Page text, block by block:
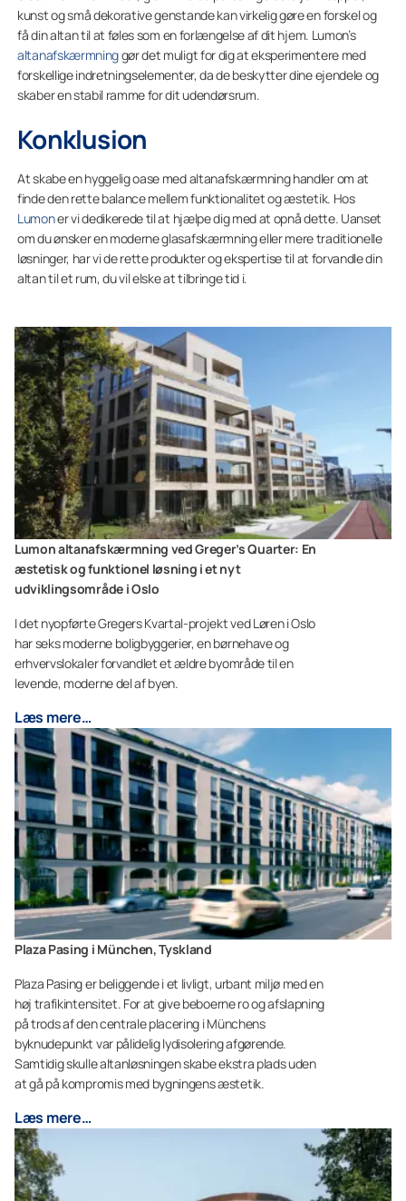
kunst og små dekorative genstande kan virkelig gøre en forskel og
få din altan til at føles som en forlængelse af dit hjem. Lumon’s
altanafskærmninggør det muligt for dig at eksperimentere med
forskellige indretningselementer, da de beskytter dine ejendele og
skaber en stabil ramme for dit udendørsrum.
Konklusion
At skabe en hyggelig oase med altanafskærmning handler om at
finde den rette balance mellem funktionalitet og æstetik. Hos
Lumoner vi dedikerede til at hjælpe dig med at opnå dette. Uanset
om du ønsker en moderne glasafskærmning eller mere traditionelle
løsninger, har vi de rette produkter og ekspertise til at forvandle din
altan til et rum, du vil elske at tilbringe tid i.
Lumon altanafskærmning ved Greger’s Quarter: En
æstetisk og funktionel løsning i et nyt
udviklingsområde i Oslo
I det nyopførte Gregers Kvartal-projekt ved Løren i Oslo
har seks moderne boligbyggerier, en børnehave og
erhvervslokaler forvandlet et ældre byområde til en
levende, moderne del af byen.
Læs mere…
Plaza Pasing i München, Tyskland
Plaza Pasing er beliggende i et livligt, urbant miljø med en
høj trafikintensitet. For at give beboerne ro og afslapning
på trods af den centrale placering i Münchens
byknudepunkt var pålidelig lydisolering afgørende.
Samtidig skulle altanløsningen skabe ekstra plads uden
at gå på kompromis med bygningens æstetik.
Læs mere…